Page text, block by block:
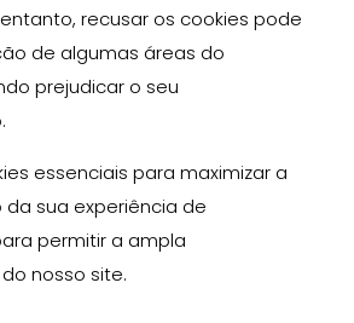
recusar os cookies pode
de algumas áreas do
prejudicar o seu
essenciais para maximizar a
sua experiência de
permitir a ampla
nosso site.